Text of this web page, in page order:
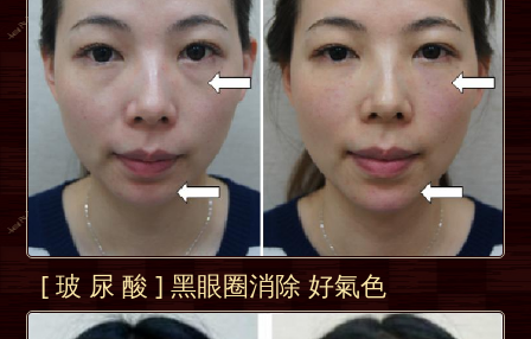
[ 玻 尿 酸 ] 黑眼圈消除 好氣色